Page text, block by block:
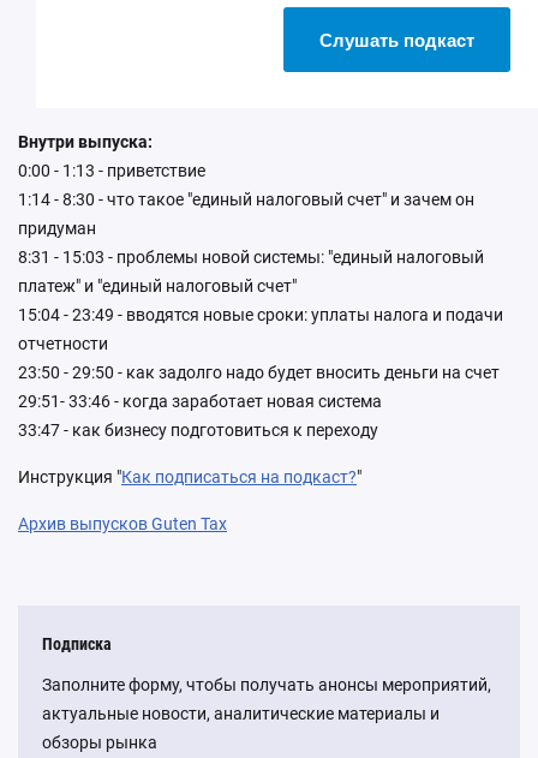
Слушать подкаст
Внутри выпуска:
0:00 - 1:13 - приветствие
1:14 - 8:30 - что такое "единый налоговый счет" и зачем он
придуман
8:31 - 15:03 - проблемы новой системы: "единый налоговый
платеж" и "единый налоговый счет"
15:04 - 23:49 - вводятся новые сроки: уплаты налога и подачи
отчетности
23:50 - 29:50 - как задолго надо будет вносить деньги на счет
29:51- 33:46 - когда заработает новая система
33:47 - как бизнесу подготовиться к переходу
Инструкция "Как подписаться на подкаст?"
Архив выпусков Guten Tax
Подписка
Заполните форму, чтобы получать анонсы мероприятий,
актуальные новости, аналитические материалы и
обзоры рынка